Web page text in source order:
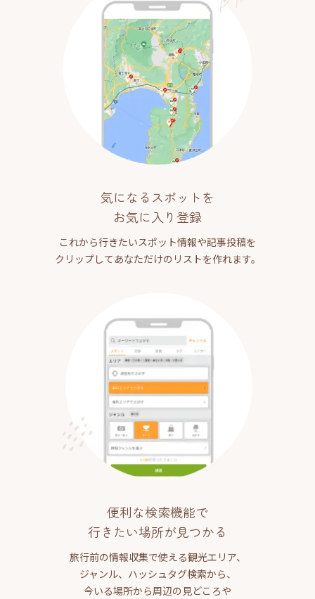
気になるスポットを
お気に入り登録
これから行きたいスポット情報や記事投稿を
クリップしてあなただけのリストを作れます。
便利な検索機能で
行きたい場所が見つかる
旅行前の情報収集で使える観光エリア、
ジャンル、ハッシュタグ検索から、
今いる場所から周辺の見どころや